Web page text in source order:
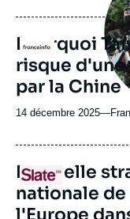
publication
Logo
Pourquoi
risque
par la Chine
14 décembre 2025—
ou
Logo
URL
de
Spotify
Nouvelle
nationale de